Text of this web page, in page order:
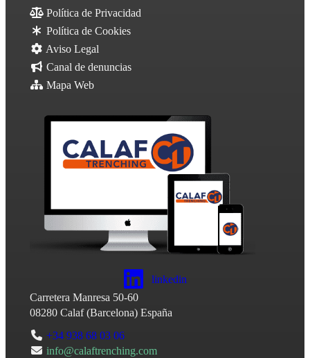
Política de Privacidad
Política de Cookies
Aviso Legal
Canal de denuncias
Mapa Web
linkedin
Carretera Manresa 50-60
08280 Calaf(Barcelona) España
+34 938 68 03 06
info@calaftrenching.com